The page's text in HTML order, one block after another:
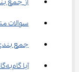
از جمع ‌بندی انگلیسی هفتم تا آمادگی برای پایه ‌های بالاتر
سوالات
جمع ‌بندی انگلیسی هفتم را از کجا شروع کنیم؟
آیا گام‌به‌گام ویدیویی برای جمع‌ بندی کافی است؟